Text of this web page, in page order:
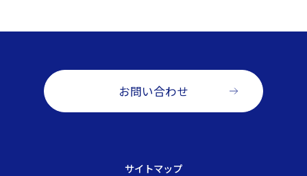
サイトマップ
お問い合わせ